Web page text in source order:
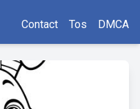
Contact Tos DMCA